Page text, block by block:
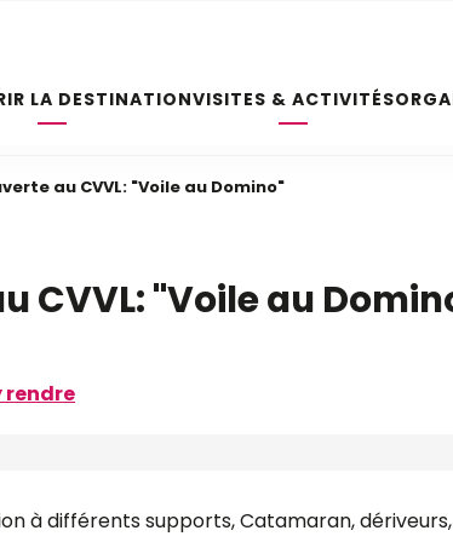
LA DESTINATIONVISITES & ACTIVITÉS
au CVVL: "Voile au Domino"
CVVL: "Voile au
rendre
à différents supports, Catamaran, dériveurs,